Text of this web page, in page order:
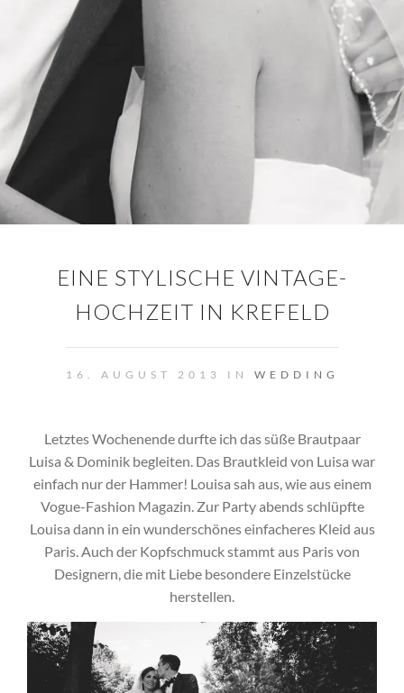
EINE STYLISCHE VINTAGE-
HOCHZEIT IN KREFELD
16. AUGUST 2013 IN WEDDING
Letztes Wochenende durfte ich das süße Brautpaar
Luisa & Dominik begleiten. Das Brautkleid von Luisa war
einfach nur der Hammer! Louisa sah aus, wie aus einem
Vogue-Fashion Magazin. Zur Party abends schlüpfte
Louisa dann in ein wunderschönes einfacheres Kleid aus
Paris. Auch der Kopfschmuck stammt aus Paris von
Designern, die mit Liebe besondere Einzelstücke
herstellen.